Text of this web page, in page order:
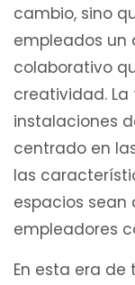
cambio, sino
empleados un
colaborativo
creatividad.
instalaciones
centrado en
las
espacios
empleadores
En esta era